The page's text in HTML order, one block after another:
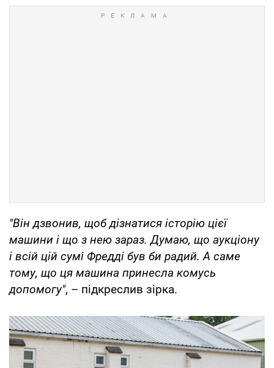
"Він дзвонив, щоб дізнатися історію цієї
машини і що з нею зараз. Думаю, що аукціону
і всій цій сумі Фредді був би радий. А саме
тому, що ця машина принесла комусь
допомогу", – підкреслив зірка.